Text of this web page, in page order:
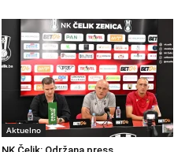
Aktuelno